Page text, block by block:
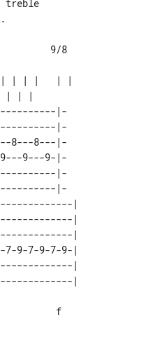
9/8
|-
|-
8---8---|-
9---9-|-
|-
|-
|
|
|
9-7-9-7-9-|
|